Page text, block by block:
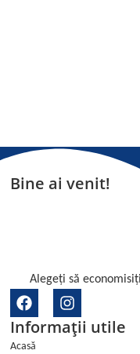
Bine ai venit!
Alegeți să
F
a
c
e
I
n
s
Informații utile
Acasă